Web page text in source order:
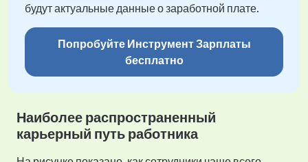
будут актуальные данные о заработной плате.
Попробуйте Инструмент Зарплаты
бесплатно
Наиболее распространенный
карьерный путь работника